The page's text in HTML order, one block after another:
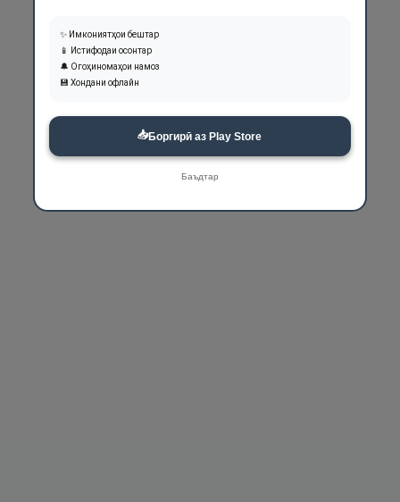
✨ Имкониятҳои бештар
📱 Истифодаи осонтар
🔔 Огоҳиномаҳои намоз
💾 Хондани офлайн
📥Боргирӣ аз Play Store
Баъдтар